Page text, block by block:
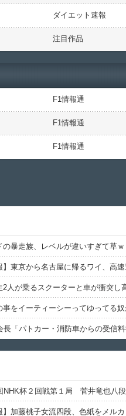
ダイエット速報
注目作品
F1情報通
F1情報通
F1情報通